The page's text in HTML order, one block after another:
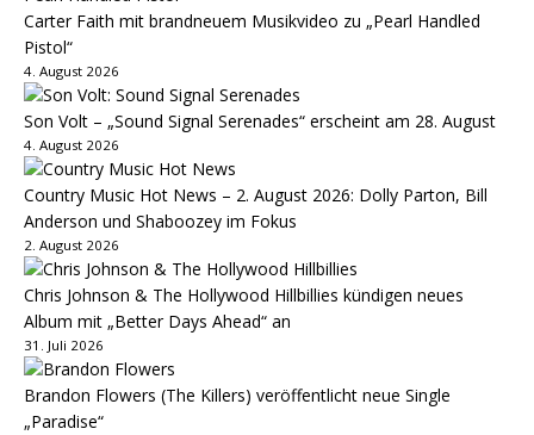
Carter Faith mit brandneuem Musikvideo zu „Pearl Handled
Pistol“
4. August 2026
Son Volt – „Sound Signal Serenades“ erscheint am 28. August
4. August 2026
Country Music Hot News – 2. August 2026: Dolly Parton, Bill
Anderson und Shaboozey im Fokus
2. August 2026
Chris Johnson & The Hollywood Hillbillies kündigen neues
Album mit „Better Days Ahead“ an
31. Juli 2026
Brandon Flowers (The Killers) veröffentlicht neue Single
„Paradise“